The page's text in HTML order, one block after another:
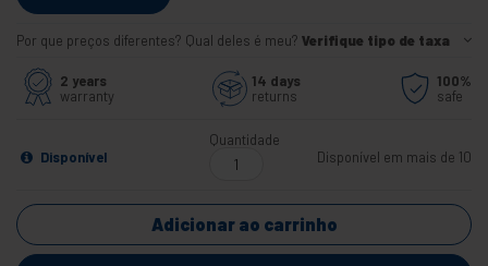
Por que preços diferentes? Qual deles é meu? Verifique tipo de taxa
2 years
warranty
14 days
returns
100%
safe
Disponível
Quantidade
Disponível em mais de 10
Adicionar ao carrinho